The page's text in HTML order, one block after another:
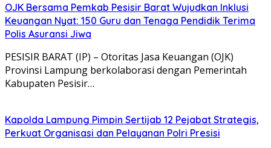
OJK Bersama Pemkab Pesisir Barat Wujudkan Inklusi
Keuangan Nyat: 150 Guru dan Tenaga Pendidik Terima
Polis Asuransi Jiwa
PESISIR BARAT (IP) – Otoritas Jasa Keuangan (OJK)
Provinsi Lampung berkolaborasi dengan Pemerintah
Kabupaten Pesisir…
Kapolda Lampung Pimpin Sertijab 12 Pejabat Strategis,
Perkuat Organisasi dan Pelayanan Polri Presisi